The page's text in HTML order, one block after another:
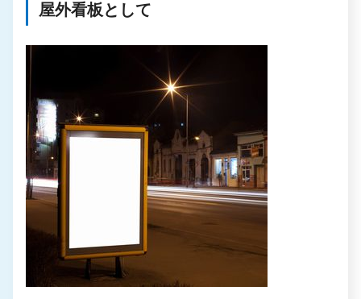
屋外看板として